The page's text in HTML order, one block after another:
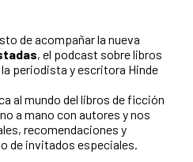
de acompañar la nueva
, el podcast sobre libros
periodista y escritora Hinde
al mundo del libros de ficción
a mano con autores y nos
recomendaciones y
de invitados especiales.